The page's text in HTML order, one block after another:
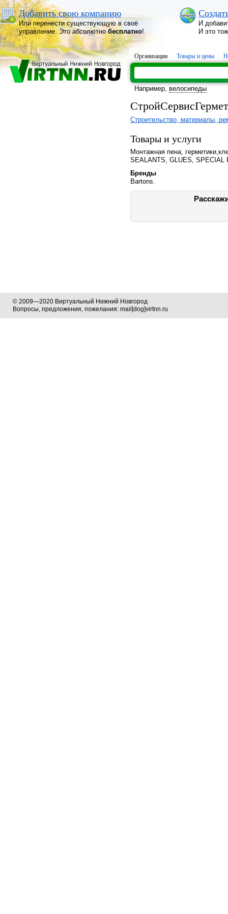
Добавить свою компанию
Или перенести существующую в своё
управление. Это абсолютнобесплатно!
И
И это
Организации Товары и цены
Например, велосипеды
Строительство, материалы,
Товары и услуги
Монтажная пена,
SEALANTS, GLUES, SPECIAL
Бренды
Bartons.
© 2009—2020 Виртуальный Нижний Новгород
Вопросы, предложения, пожелания: mail[dog]virtnn.ru